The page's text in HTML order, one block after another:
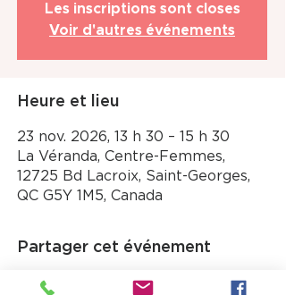
Les inscriptions sont closes
Voir d'autres événements
Heure et lieu
23 nov. 2026, 13 h 30 – 15 h 30
La Véranda, Centre-Femmes,
12725 Bd Lacroix, Saint-Georges,
QC G5Y 1M5, Canada
Partager cet événement